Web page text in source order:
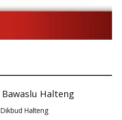
Bawaslu Halteng
Dikbud Halteng